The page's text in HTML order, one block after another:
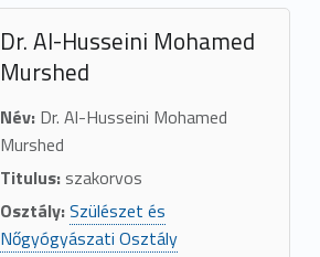
Dr. Al-Husseini Mohamed
Murshed
Név:Dr. Al-Husseini Mohamed
Murshed
Titulus:szakorvos
Osztály:Szülészet és
Nőgyógyászati Osztály